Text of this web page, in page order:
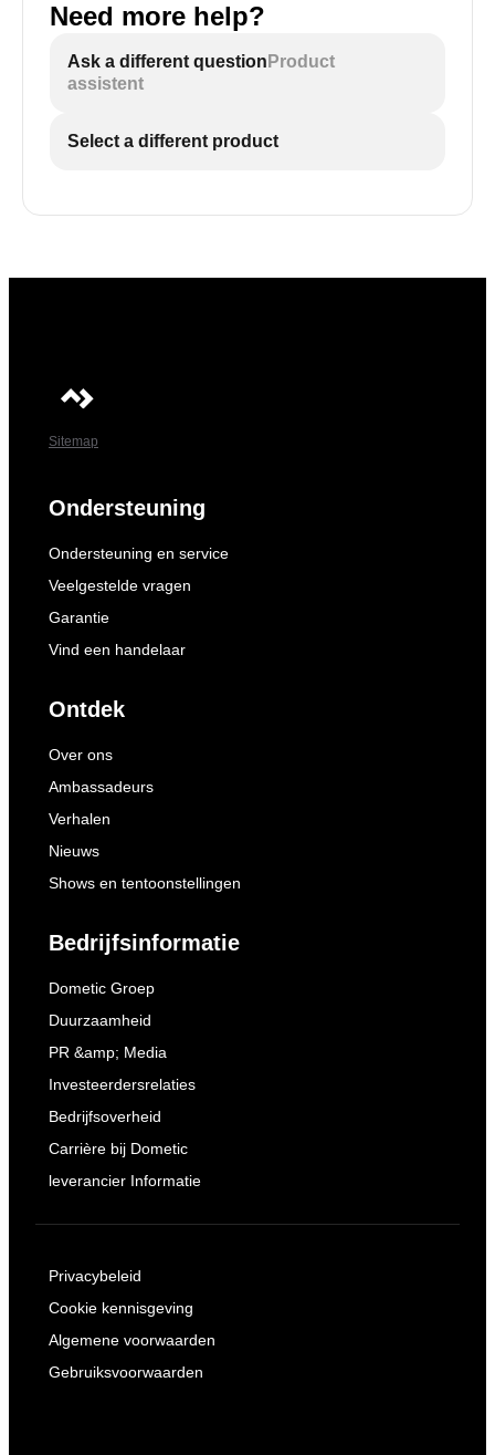
Need more help?
Ask a different question Product
assistent
Select a different product
Sitemap
Ondersteuning
Ondersteuning en service
Veelgestelde vragen
Garantie
Vind een handelaar
Ontdek
Over ons
Ambassadeurs
Verhalen
Nieuws
Shows en tentoonstellingen
Bedrijfsinformatie
Dometic Groep
Duurzaamheid
PR &amp; Media
Investeerdersrelaties
Bedrijfsoverheid
Carrière bij Dometic
leverancier Informatie
Privacybeleid
Cookie kennisgeving
Algemene voorwaarden
Gebruiksvoorwaarden